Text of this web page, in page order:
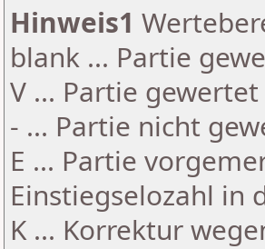
Hinweis1
blank ... Partie
V ... Partie
- ... Partie nicht
E ... Partie
Einstiegselozahl in
K ... Korrektur